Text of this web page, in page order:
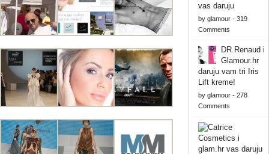
vas daruju
by glamour- 319
Comments
DR Renaud i
Glamour.hr
daruju vam tri Iris
Lift kreme!
by glamour- 278
Comments